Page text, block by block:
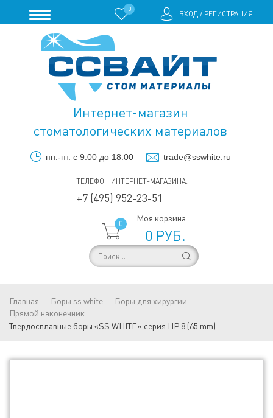
0
ВХОД/ РЕГИСТРАЦИЯ
Интернет-магазин
стоматологических материалов
пн.-пт. с 9.00 до 18.00 trade@sswhite.ru
ТЕЛЕФОН ИНТЕРНЕТ-МАГАЗИНА:
+7 (495) 952-23-51
0
Моя корзина
0 РУБ.
Главная Боры ss white
Боры для хирургии
Прямой наконечник
Твердосплавные боры «SS WHITE» серия HP 8 (65 mm)